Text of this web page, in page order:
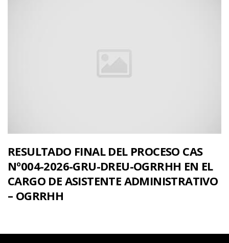
RESULTADO FINAL DEL PROCESO CAS
Nº004-2026-GRU-DREU-OGRRHH EN EL
CARGO DE ASISTENTE ADMINISTRATIVO
– OGRRHH